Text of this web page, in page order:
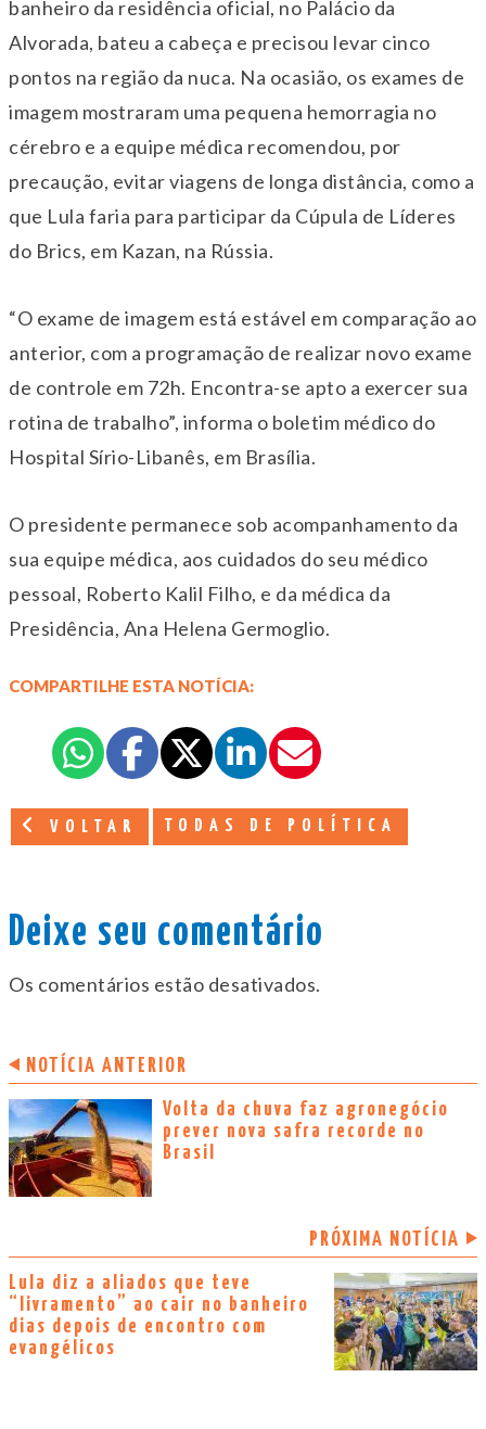
banheiro da residência oficial, no Palácio da
Alvorada, bateu a cabeça e precisou levar cinco
pontos na região da nuca. Na ocasião, os exames de
imagem mostraram uma pequena hemorragia no
cérebro e a equipe médica recomendou, por
precaução, evitar viagens de longa distância, como a
que Lula faria para participar da Cúpula de Líderes
do Brics, em Kazan, na Rússia.
“O exame de imagem está estável em comparação ao
anterior, com a programação de realizar novo exame
de controle em 72h. Encontra-se apto a exercer sua
rotina de trabalho”, informa o boletim médico do
Hospital Sírio-Libanês, em Brasília.
O presidente permanece sob acompanhamento da
sua equipe médica, aos cuidados do seu médico
pessoal, Roberto Kalil Filho, e da médica da
Presidência, Ana Helena Germoglio.
COMPARTILHE ESTA NOTÍCIA:
VOLTAR TODAS DE POLÍTICA
Deixe seu comentário
Os comentários estão desativados.
NOTÍCIA ANTERIOR
Volta da chuva faz agronegócio
prever nova safra recorde no
Brasil
PRÓXIMA NOTÍCIA
Lula diz a aliados que teve
“livramento” ao cair no banheiro
dias depois de encontro com
evangélicos